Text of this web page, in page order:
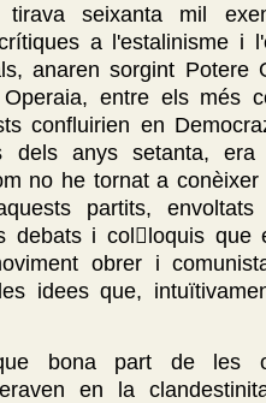
seixanta mil
a l'estalinisme i
anaren sorgint Potere
entre els més
confluirien en
dels anys setanta, era
no he tornat a
partits,
debats i colloquis que
obrer i
idees que,
bona part de les
en la